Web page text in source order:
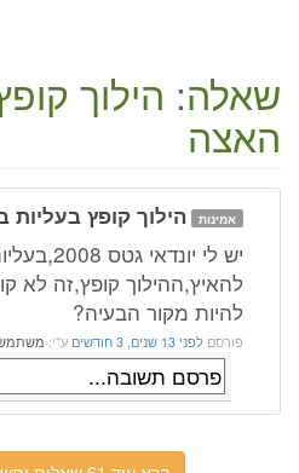
שאלה: הילוך
האצה
אמינות הילוך קופץ
יש לי
להאיץ,ההילוך קופץ,זה לא
להיות מקור הבעיה?
פורסם לפני 13 שנים, 3 חודשים ע"י: משתמש